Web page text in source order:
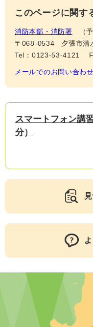
このページに関す
消防本部・消防署
〒068-0534
夕張市清
Tel：0123-53-4121
メールでのお問い合わ
スマートフォン講
分）